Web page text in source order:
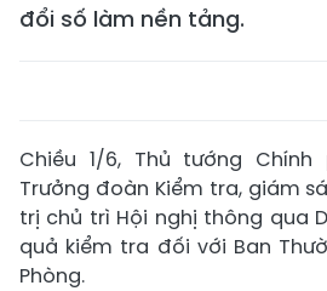
đổi số làm nền tảng.
Chiều 1/6, Thủ tướng Chính
Trưởng đoàn Kiểm tra, giám
trị chủ trì Hội nghị thông qua
quả kiểm tra đối với Ban
Phòng.